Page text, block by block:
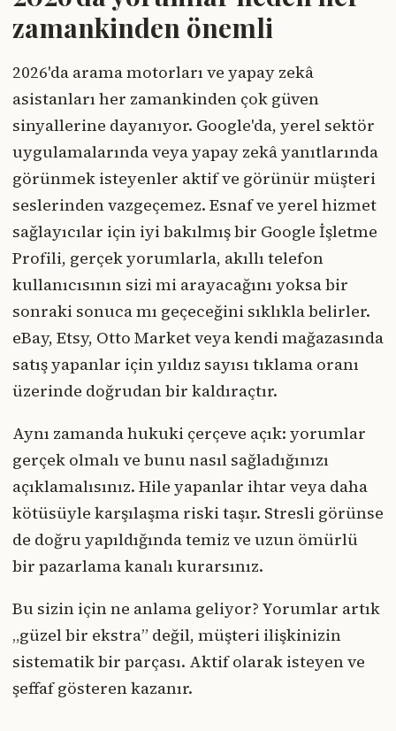
zamankinden önemli
2026'da arama motorları ve yapay zekâ
asistanları her zamankinden çok güven
sinyallerine dayanıyor. Google'da, yerel sektör
uygulamalarında veya yapay zekâ yanıtlarında
görünmek isteyenler aktif ve görünür müşteri
seslerinden vazgeçemez. Esnaf ve yerel hizmet
sağlayıcılar için iyi bakılmış bir Google İşletme
Profili, gerçek yorumlarla, akıllı telefon
kullanıcısının sizi mi arayacağını yoksa bir
sonraki sonuca mı geçeceğini sıklıkla belirler.
eBay, Etsy, Otto Market veya kendi mağazasında
satış yapanlar için yıldız sayısı tıklama oranı
üzerinde doğrudan bir kaldıraçtır.
Aynı zamanda hukuki çerçeve açık: yorumlar
gerçek olmalı ve bunu nasıl sağladığınızı
açıklamalısınız. Hile yapanlar ihtar veya daha
kötüsüyle karşılaşma riski taşır. Stresli görünse
de doğru yapıldığında temiz ve uzun ömürlü
bir pazarlama kanalı kurarsınız.
Bu sizin için ne anlama geliyor? Yorumlar artık
„güzel bir ekstra” değil, müşteri ilişkinizin
sistematik bir parçası. Aktif olarak isteyen ve
şeffaf gösteren kazanır.